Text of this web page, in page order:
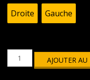
Droite Gauche
quantité
AJOUTER AU